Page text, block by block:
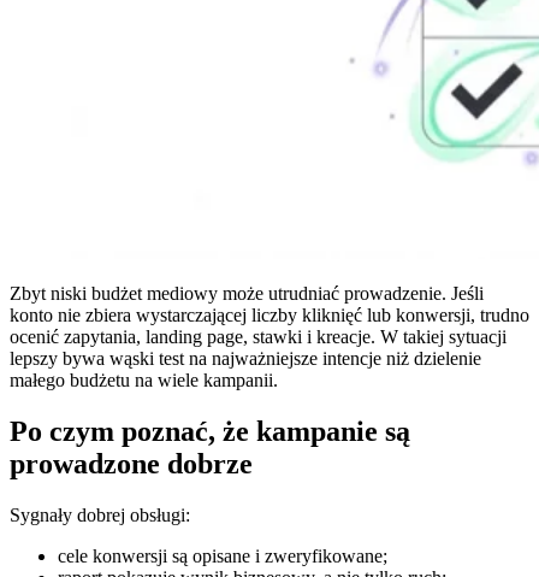
Zbyt niski budżet mediowy może utrudniać prowadzenie. Jeśli
konto nie zbiera wystarczającej liczby kliknięć lub konwersji, trudno
ocenić zapytania, landing page, stawki i kreacje. W takiej sytuacji
lepszy bywa wąski test na najważniejsze intencje niż dzielenie
małego budżetu na wiele kampanii.
Po czym poznać, że kampanie są
prowadzone dobrze
Sygnały dobrej obsługi:
cele konwersji są opisane i zweryfikowane;